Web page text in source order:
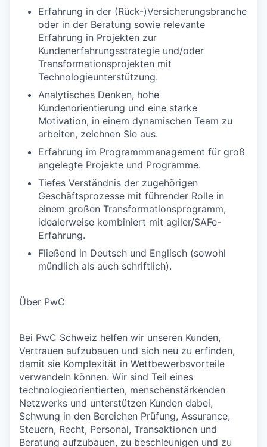
Erfahrung in der (Rück-)Versicherungsbranche
oder in der Beratung sowie relevante
Erfahrung in Projekten zur
Kundenerfahrungsstrategie und/oder
Transformationsprojekten mit
Technologieunterstützung.
Analytisches Denken, hohe
Kundenorientierung und eine starke
Motivation, in einem dynamischen Team zu
arbeiten, zeichnen Sie aus.
Erfahrung im Programmmanagement für groß
angelegte Projekte und Programme.
Tiefes Verständnis der zugehörigen
Geschäftsprozesse mit führender Rolle in
einem großen Transformationsprogramm,
idealerweise kombiniert mit agiler/SAFe-
Erfahrung.
Fließend in Deutsch und Englisch (sowohl
mündlich als auch schriftlich).
Über PwC
Bei PwC Schweiz helfen wir unseren Kunden,
Vertrauen aufzubauen und sich neu zu erfinden,
damit sie Komplexität in Wettbewerbsvorteile
verwandeln können. Wir sind Teil eines
technologieorientierten, menschenstärkenden
Netzwerks und unterstützen Kunden dabei,
Schwung in den Bereichen Prüfung, Assurance,
Steuern, Recht, Personal, Transaktionen und
Beratung aufzubauen, zu beschleunigen und zu